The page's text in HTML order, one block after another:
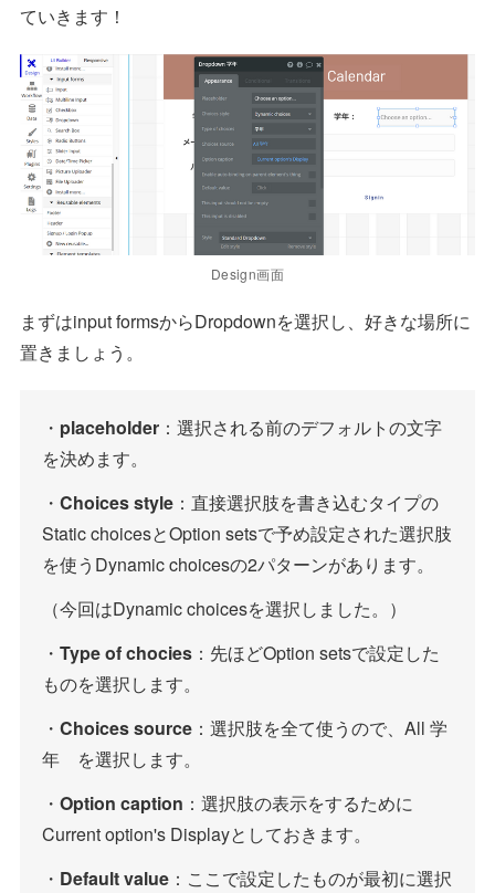
ていきます！
Design画面
まずはinput formsからDropdownを選択し、好きな場所に
置きましょう。
・ placeholder ：選択される前のデフォルトの文字
を決めます。
・ Choices style ：直接選択肢を書き込むタイプの
Static choicesとOption setsで予め設定された選択肢
を使うDynamic choicesの2パターンがあります。
（今回はDynamic choicesを選択しました。）
・ Type of chocies ：先ほどOption setsで設定した
ものを選択します。
・ Choices source ：選択肢を全て使うので、All 学
年 を選択します。
・ Option caption ：選択肢の表示をするために
Current option's Displayとしておきます。
・ Default value ：ここで設定したものが最初に選択